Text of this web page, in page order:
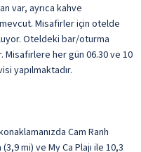
var, ayrıca kahve
Misafirler için otelde
Oteldeki bar/oturma
her gün 06.30 ve 10
yapılmaktadır.
Cam Ranh
mi) ve My Ca Plajı ile 10,3